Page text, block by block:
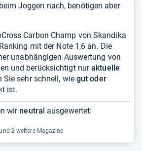
und
sich
mit
Joggen nach, benötigen aber
Carbon Champ von Skandika
mit der Note 1,6 an. Die
unabhängigen Auswertung von
und berücksichtigt nuraktuelle
Sie sehr schnell, wie gut oder
ist.
wir neutral ausgewertet:
2 weitere Magazine